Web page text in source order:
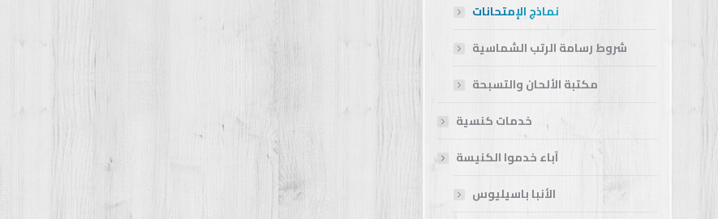
نماذج الإمتحانات
شروط رسامة الرتب الشماسية
مكتبة الألحان والتسبحة
خدمات كنسية
آباء خدموا الكنيسة
الأنبا باسيليوس